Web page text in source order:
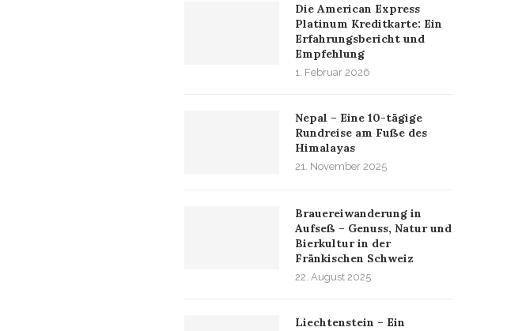
Die American Express
Platinum Kreditkarte: Ein
Erfahrungsbericht und
Empfehlung
1. Februar 2026
Nepal – Eine 10-tägige
Rundreise am Fuße des
Himalayas
21. November 2025
Brauereiwanderung in
Aufseß – Genuss, Natur und
Bierkultur in der
Fränkischen Schweiz
22. August 2025
Liechtenstein – Ein